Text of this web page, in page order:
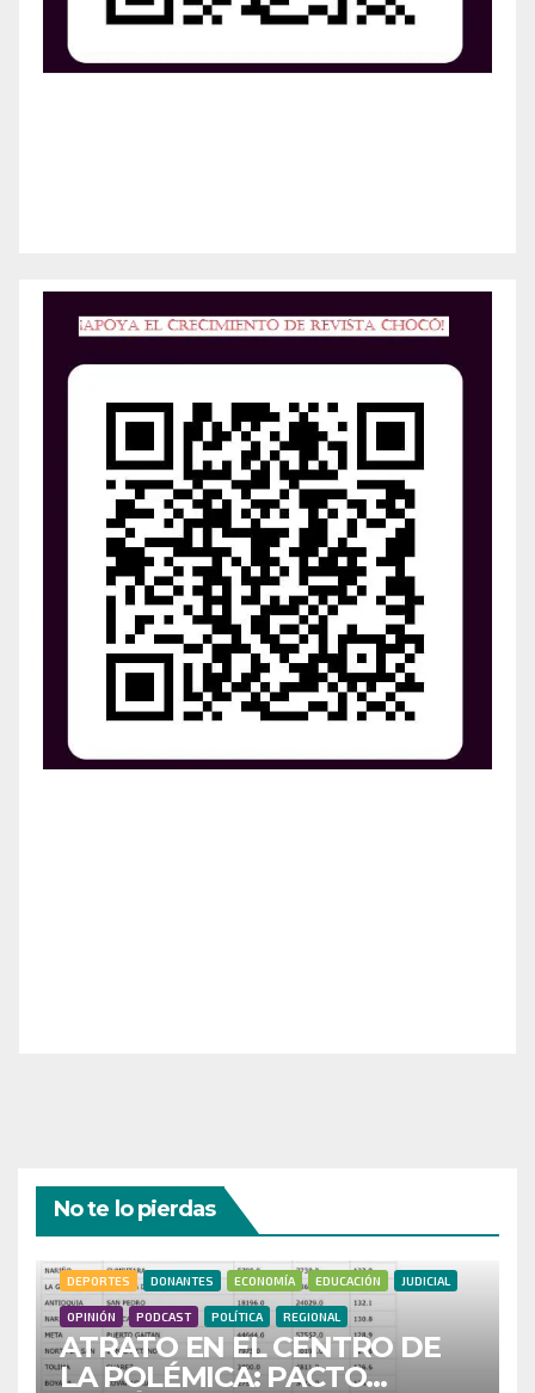
No te lo pierdas
DEPORTES DONANTES ECONOMÍA EDUCACIÓN JUDICIAL
OPINIÓN PODCAST POLÍTICA REGIONAL
ATRATO EN EL CENTRO DE
LA POLÉMICA: PACTO